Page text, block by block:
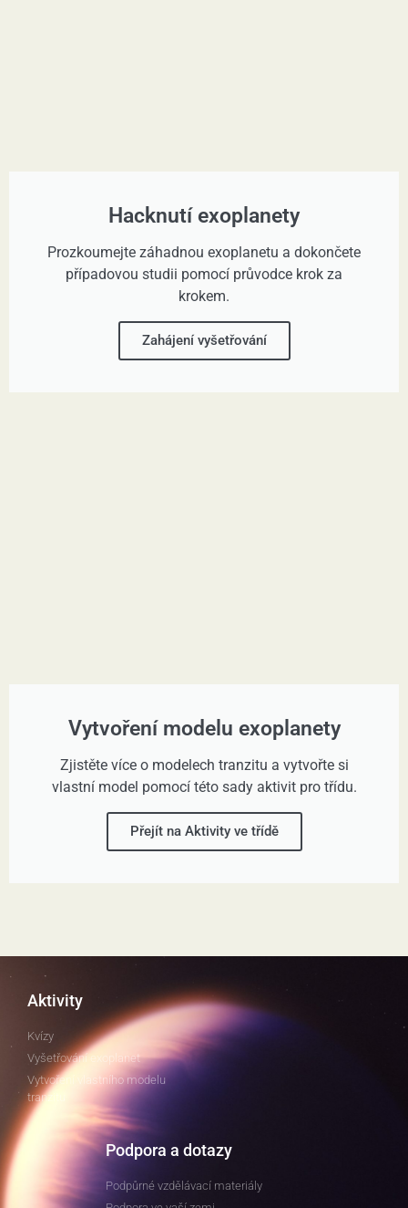
Hacknutí exoplanety
Prozkoumejte záhadnou exoplanetu a dokončete
případovou studii pomocí průvodce krok za
krokem.
Zahájení vyšetřování
Vytvoření modelu exoplanety
Zjistěte více o modelech tranzitu a vytvořte si
vlastní model pomocí této sady aktivit pro třídu.
Přejít na Aktivity ve třídě
Aktivity
Kvízy
Vyšetřování exoplanet
Vytvoření vlastního modelu
tranzitu
Podpora a dotazy
Podpůrné vzdělávací materiály